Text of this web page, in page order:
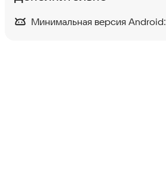
Минимальная версия Android: